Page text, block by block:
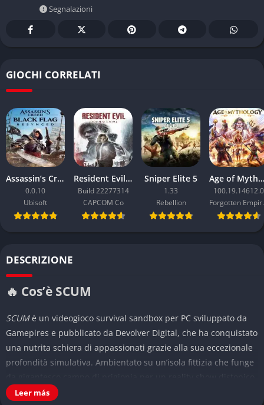
Segnalazioni
GIOCHI CORRELATI
Assassin’s Creed Black Flag Resynced
0.0.10
Ubisoft
Resident Evil Requiem
Build 22277314
CAPCOM Co
Sniper Elite 5
1.33
Rebellion
Age of Mythology: Retold
100.19.14612.0
DESCRIZIONE
🔥 Cos’è SCUM
SCUMè un videogioco survival sandbox per PC sviluppato da
Gamepires e pubblicato da Devolver Digital, che ha conquistato
una nutrita schiera di appassionati grazie alla sua eccezionale
profondità simulativa. Ambientato su un’isola fittizia che funge
SCUMcatapulta i giocatori in un contesto brutale dove la
Leer más